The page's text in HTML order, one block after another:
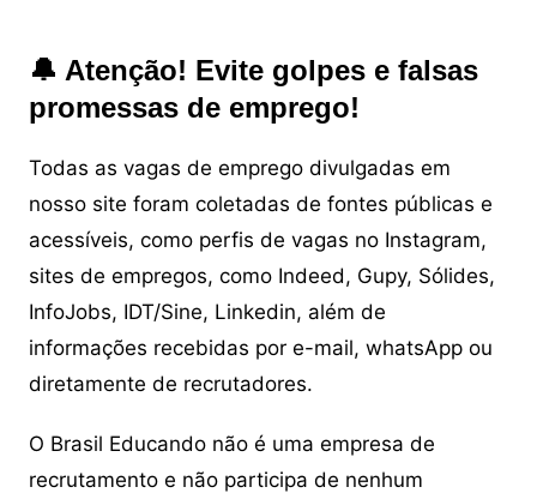
🔔 Atenção! Evite golpes e falsas
promessas de emprego!
Todas as vagas de emprego divulgadas em
nosso site foram coletadas de fontes públicas e
acessíveis, como perfis de vagas no Instagram,
sites de empregos, como Indeed, Gupy, Sólides,
InfoJobs, IDT/Sine, Linkedin, além de
informações recebidas por e-mail, whatsApp ou
diretamente de recrutadores.
O Brasil Educando não é uma empresa de
recrutamento e não participa de nenhum